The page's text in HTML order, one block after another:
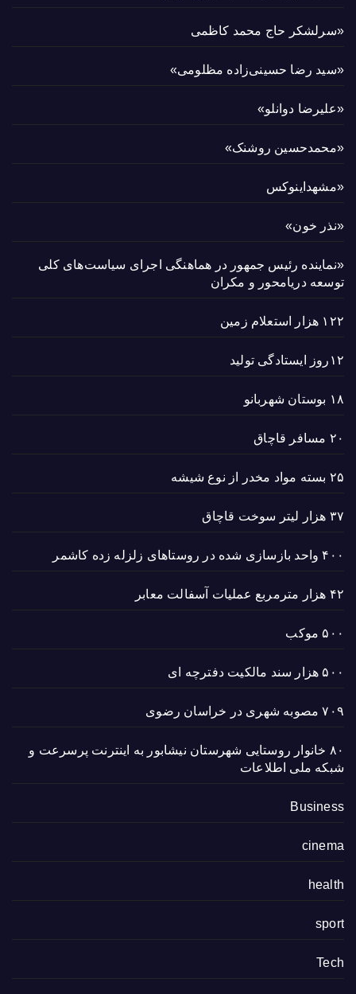
«سرلشکر حاج محمد کاظمی
«سید رضا حسینی‌زاده مظلومی»
«علیرضا دوانلو»
«محمدحسین روشنک»
«مشهداینوکس
«نذر خون»
«نماینده رئیس جمهور در هماهنگی اجرای سیاست‌های کلی
توسعه دریامحور و مکران
۱۲۲ هزار استعلام زمین
۱۲روز ایستادگی تولید
۱۸ بوستان شهربانو
۲۰ مسافر قاچاق
۲۵ بسته مواد مخدر از نوع شیشه
۳۷ هزار لیتر سوخت قاچاق
۴۰۰ واحد بازسازی شده در روستاهای زلزله زده کاشمر
۴۲ هزار مترمربع عملیات آسفالت معابر
۵۰۰ موکب
۵۰۰ هزار سند مالکیت دفترچه ای
۷۰۹ مصوبه شهری در خراسان رضوی
۸۰ خانوار روستایی شهرستان نیشابور به اینترنت پرسرعت و
شبکه ملی اطلاعات
Business
cinema
health
sport
Tech